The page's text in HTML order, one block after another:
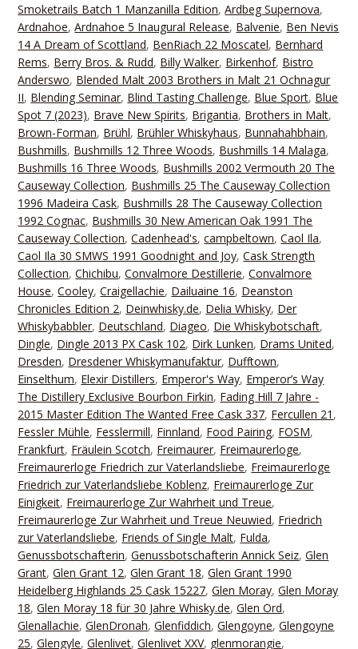
Smoketrails Batch 1 Manzanilla Edition,Ardbeg Supernova,
Ardnahoe,Ardnahoe 5 Inaugural Release, Balvenie, Ben Nevis
14 A Dream of Scottland, BenRiach 22 Moscatel, Bernhard
Rems, Berry Bros. & Rudd, Billy Walker, Birkenhof, Bistro
Anderswo, Blended Malt 2003 Brothers in Malt 21 Ochnagur
II, Blending Seminar, Blind Tasting Challenge, Blue Sport, Blue
Spot 7 (2023), Brave New Spirits, Brigantia, Brothers in Malt,
Brown-Forman, Brühl, Brühler Whiskyhaus, Bunnahahbhain,
Bushmills, Bushmills 12 Three Woods, Bushmills 14 Malaga,
Bushmills 16 Three Woods, Bushmills 2002 Vermouth 20 The
Causeway Collection, Bushmills 25 The Causeway Collection
1996 Madeira Cask, Bushmills 28 The Causeway Collection
1992 Cognac, Bushmills 30 New American Oak 1991 The
Causeway Collection,Cadenhead's,campbeltown,Caol Ila,
Caol Ila 30 SMWS 1991 Goodnight and Joy,Cask Strength
Collection,Chichibu,Convalmore Destillerie,Convalmore
House,Cooley,Craigellachie, Dailuaine 16, Deanston
Chronicles Edition 2, Deinwhisky.de, Delia Whisky, Der
Whiskybabbler, Deutschland, Diageo, Die Whiskybotschaft,
Dingle, Dingle 2013 PX Cask 102, Dirk Lunken, Drams United,
Dresden, Dresdener Whiskymanufaktur, Dufftown,
Einselthum, Elexir Distillers, Emperor's Way, Emperor’s Way
The Distillery Exclusive Bourbon Firkin, Fading Hill 7 Jahre -
2015 Master Edition The Wanted Free Cask 337, Fercullen 21 ,
Fessler Mühle, Fesslermill, Finnland, Food Pairing, FOSM,
Frankfurt, Fräulein Scotch, Freimaurer, Freimaurerloge,
Freimaurerloge Friedrich zur Vaterlandsliebe, Freimaurerloge
Friedrich zur Vaterlandsliebe Koblenz, Freimaurerloge Zur
Einigkeit, Freimaurerloge Zur Wahrheit und Treue,
Freimaurerloge Zur Wahrheit und Treue Neuwied, Friedrich
zur Vaterlandsliebe, Friends of Single Malt, Fulda,
Genussbotschafterin,Genussbotschafterin Annick Seiz,Glen
Grant,Glen Grant 12,Glen Grant 18,Glen Grant 1990
Heidelberg Highlands 25 Cask 15227,Glen Moray,Glen Moray
18,Glen Moray 18 für 30 Jahre Whisky.de,Glen Ord,
Glenallachie,GlenDronah,Glenfiddich,Glengoyne,Glengoyne
25,Glengyle,Glenlivet,Glenlivet XXV, glenmorangie,